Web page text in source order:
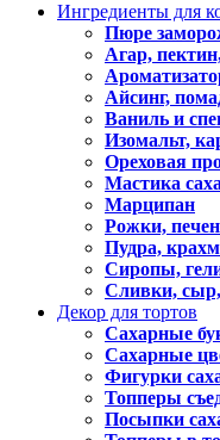
Ингредиенты для
Пюре
Агар,
Айсинг,
Ваниль и
Изомальт,
Ореховая
Мастика
Марципан
Рожки,
Пудра,
Сиропы,
Сливки,
Декор для тортов
Сахарные
Сахарные
Фигурки
Топперы
Посыпки